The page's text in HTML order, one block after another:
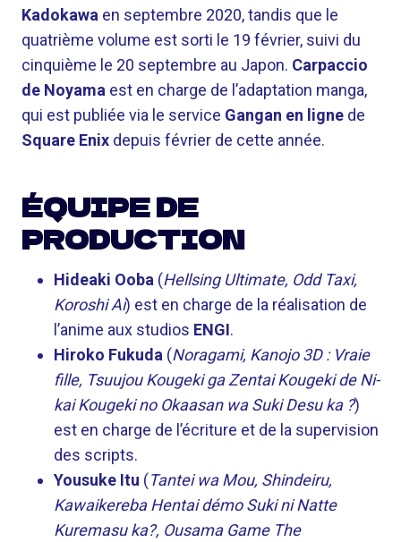
Kadokawa en septembre 2020, tandis que le
quatrième volume est sorti le 19 février, suivi du
cinquième le 20 septembre au Japon. Carpaccio
de Noyama est en charge de l’adaptation manga,
qui est publiée via le service Gangan en ligne de
Square Enix depuis février de cette année.
ÉQUIPE DE
PRODUCTION
Hideaki Ooba (Hellsing Ultimate, Odd Taxi,
Koroshi Ai) est en charge de la réalisation de
l’anime aux studios ENGI.
Hiroko Fukuda (Noragami, Kanojo 3D : Vraie
fille, Tsuujou Kougeki ga Zentai Kougeki de Ni-
kai Kougeki no Okaasan wa Suki Desu ka ?)
est en charge de l’écriture et de la supervision
des scripts.
Yousuke Itu (Tantei wa Mou, Shindeiru,
Kawaikereba Hentai démo Suki ni Natte
Kuremasu ka?, Ousama Game The